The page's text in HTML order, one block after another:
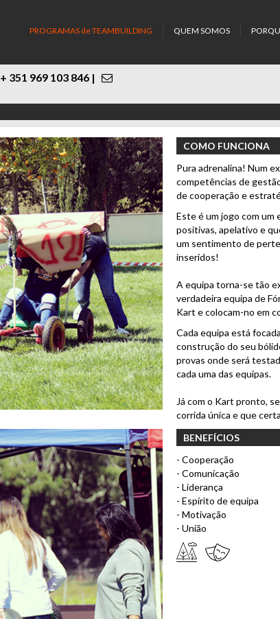
PROGRAMAS de TEAMBUILDING QUEM SOMOS
+ 351 969 103 846 |
COMO FUNCIONA
Pura adrenalina! Num
competências de
de cooperação e
Este é um jogo com um
positivas, apelativo e
um sentimento de
inseridos!
A equipa torna-se tão
verdadeira equipa de
Kart e colocam-no em
Cada equipa está
construção do seu
provas onde será
cada uma das equipas.
Já com o Kart pronto,
corrida única e que
BENEFÍCIOS
- Cooperação
- Comunicação
- Liderança
- Espírito de equipa
- Motivação
- União